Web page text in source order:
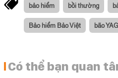
bảo hiểm bồi thường
Bảo hiểm Bảo Việt bão
Có thể bạn quan